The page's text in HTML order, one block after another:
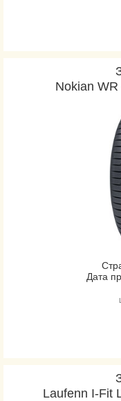
Nokian
Дата
Laufenn I-Fit